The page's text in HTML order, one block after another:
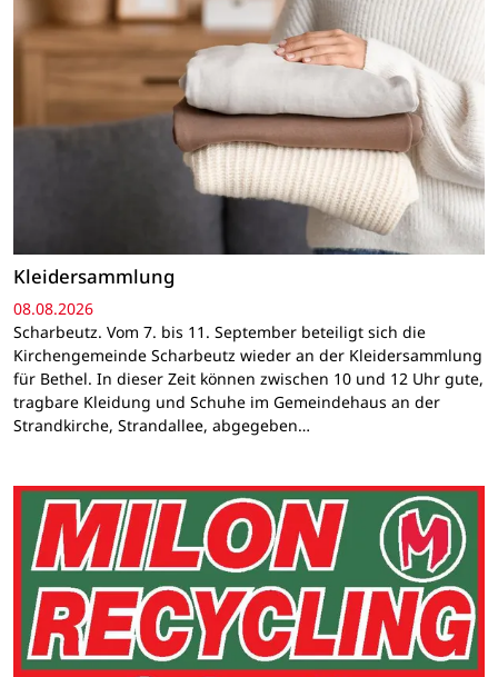
Kleidersammlung
08.08.2026
Scharbeutz. Vom 7. bis 11. September beteiligt sich die
Kirchengemeinde Scharbeutz wieder an der Kleidersammlung
für Bethel. In dieser Zeit können zwischen 10 und 12 Uhr gute,
tragbare Kleidung und Schuhe im Gemeindehaus an der
Strandkirche, Strandallee, abgegeben…